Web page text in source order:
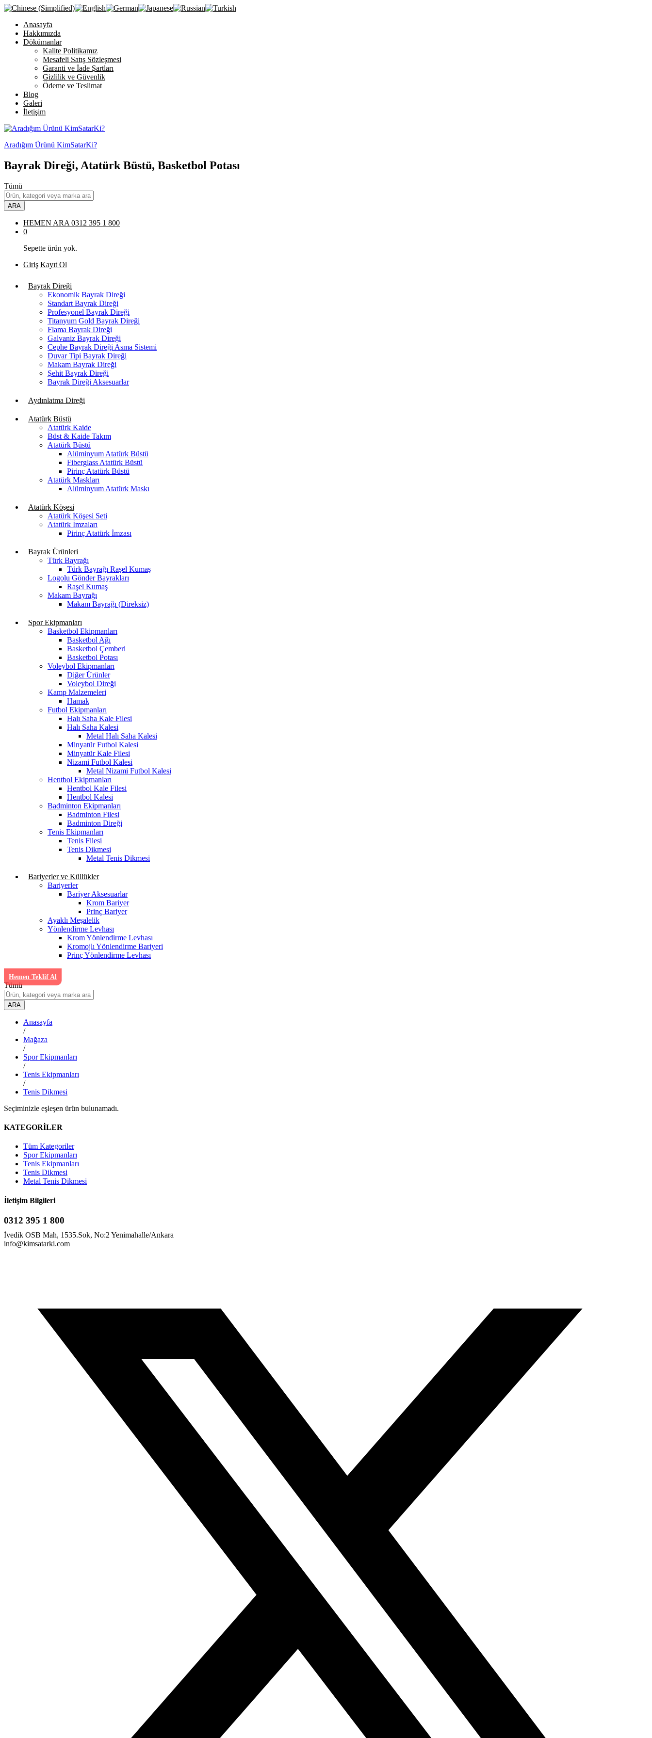
Anasayfa
Hakkımızda
Dökümanlar
Kalite Politikamız
Mesafeli Satış Sözleşmesi
Garanti ve İade Şartları
Gizlilik ve Güvenlik
Ödeme ve Teslimat
Blog
Galeri
İletişim
Aradığım Ürünü KimSatarKi?
Bayrak Direği, Atatürk Büstü, Basketbol Potası
Tümü
ARA
HEMEN ARA 0312 395 1 800
0
Sepette ürün yok.
Giriş Kayıt Ol
Bayrak Direği
Ekonomik Bayrak Direği
Standart Bayrak Direği
Profesyonel Bayrak Direği
Titanyum Gold Bayrak Direği
Flama Bayrak Direği
Galvaniz Bayrak Direği
Cephe Bayrak Direği Asma Sistemi
Duvar Tipi Bayrak Direği
Makam Bayrak Direği
Şehit Bayrak Direği
Bayrak Direği Aksesuarlar
Aydınlatma Direği
Atatürk Büstü
Atatürk Kaide
Büst & Kaide Takım
Atatürk Büstü
Alüminyum Atatürk Büstü
Fiberglass Atatürk Büstü
Pirinç Atatürk Büstü
Atatürk Maskları
Alüminyum Atatürk Maskı
Atatürk Köşesi
Atatürk Köşesi Seti
Atatürk İmzaları
Pirinç Atatürk İmzası
Bayrak Ürünleri
Türk Bayrağı
Türk Bayrağı Raşel Kumaş
Logolu Gönder Bayrakları
Raşel Kumaş
Makam Bayrağı
Makam Bayrağı (Direksiz)
Spor Ekipmanları
Basketbol Ekipmanları
Basketbol Ağı
Basketbol Çemberi
Basketbol Potası
Voleybol Ekipmanları
Diğer Ürünler
Voleybol Direği
Kamp Malzemeleri
Hamak
Futbol Ekipmanları
Halı Saha Kale Filesi
Halı Saha Kalesi
Metal Halı Saha Kalesi
Minyatür Futbol Kalesi
Minyatür Kale Filesi
Nizami Futbol Kalesi
Metal Nizami Futbol Kalesi
Hentbol Ekipmanları
Hentbol Kale Filesi
Hentbol Kalesi
Badminton Ekipmanları
Badminton Filesi
Badminton Direği
Tenis Ekipmanları
Tenis Filesi
Tenis Dikmesi
Metal Tenis Dikmesi
Bariyerler ve Küllükler
Bariyerler
Bariyer Aksesuarlar
Krom Bariyer
Prinç Bariyer
Ayaklı Meşalelik
Yönlendirme Levhası
Krom Yönlendirme Levhası
Kromojlı Yönlendirme Bariyeri
Prinç Yönlendirme Levhası
Hemen Teklif Al
Tümü
ARA
Anasayfa
/
Mağaza
/
Spor Ekipmanları
/
Tenis Ekipmanları
/
Tenis Dikmesi
Seçiminizle eşleşen ürün bulunamadı.
KATEGORİLER
Tüm Kategoriler
Spor Ekipmanları
Tenis Ekipmanları
Tenis Dikmesi
Metal Tenis Dikmesi
İletişim Bilgileri
0312 395 1 800
İvedik OSB Mah, 1535.Sok, No:2 Yenimahalle/Ankara
info@kimsatarki.com